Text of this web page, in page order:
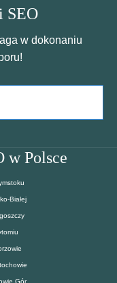
SEO
w dokonaniu
w Polsce
Białej
Gór.